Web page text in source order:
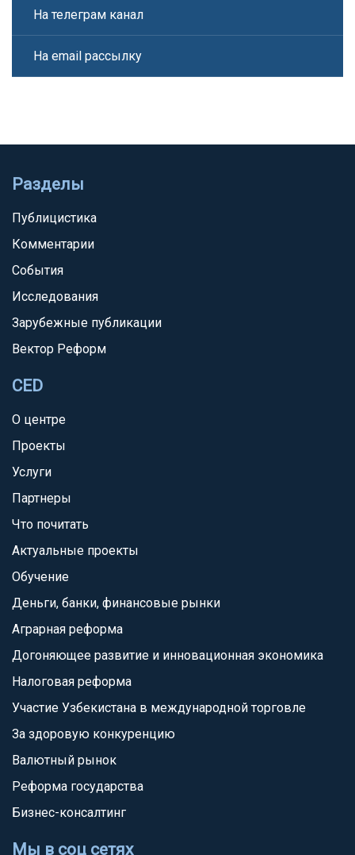
На телеграм канал
На email рассылку
Разделы
Публицистика
Комментарии
События
Исследования
Зарубежные публикации
Вектор Реформ
CED
О центре
Проекты
Услуги
Партнеры
Что почитать
Актуальные проекты
Обучение
Деньги, банки, финансовые рынки
Аграрная реформа
Догоняющее развитие и инновационная экономика
Налоговая реформа
Участие Узбекистана в международной торговле
За здоровую конкуренцию
Валютный рынок
Реформа государства
Бизнес-консалтинг
Мы в соц сетях